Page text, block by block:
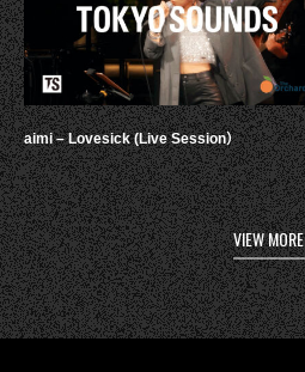
aimi – Lovesick (Live Session）
VIEW MORE